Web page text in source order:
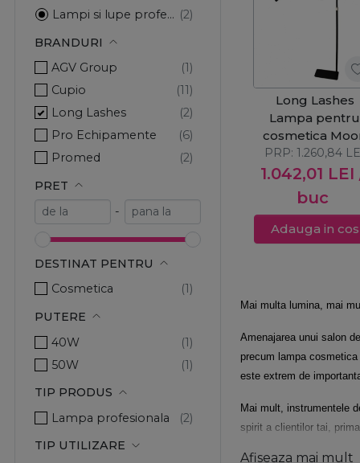
Lampi si lupe profesionale
BRANDURI
AGV Group
Cupio
Long Lashes
Pro Echipamente
Promed
PRET
-
DESTINAT PENTRU
Cosmetica
PUTERE
40W
50W
TIP PRODUS
Lampa profesionala
TIP UTILIZARE
Long Lashes
Lampa pentru
cosmetica
PRO
1.042,01 LEI
buc
PRP:1.260,84 LEI
Adauga in cos
Mai multa lumina, mai
Amenajarea unui salon
precum lampa
este extrem de
Mai mult, instrumentele
spirit a clientilor tai,
Afiseaza mai mult